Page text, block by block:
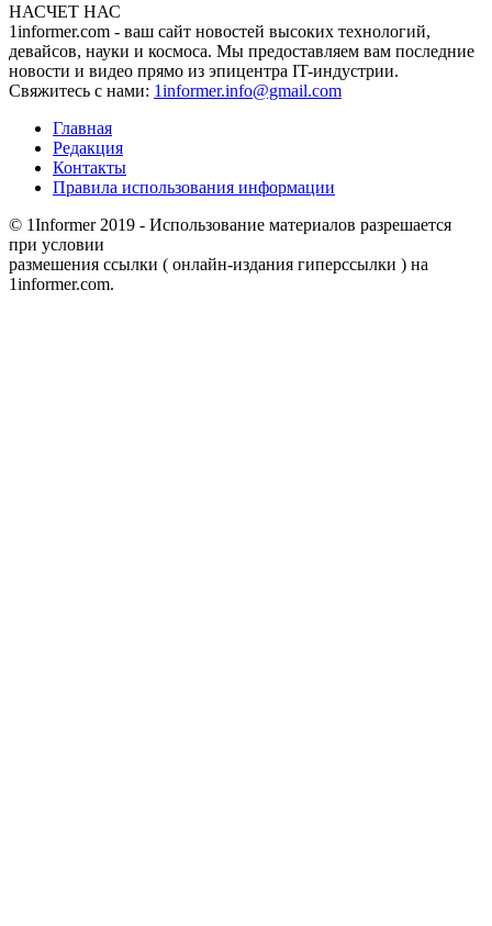
НАСЧЕТ НАС
1informer.com - ваш сайт новостей высоких технологий,
девайсов, науки и космоса. Мы предоставляем вам последние
новости и видео прямо из эпицентра IT-индустрии.
Свяжитесь с нами: 1informer.info@gmail.com
Главная
Редакция
Контакты
Правила использования информации
© 1Informer 2019 - Использование материалов разрешается
при условии
размешения ссылки ( онлайн-издания гиперссылки ) на
1informer.com.